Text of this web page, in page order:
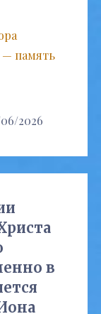
— память
2026
в